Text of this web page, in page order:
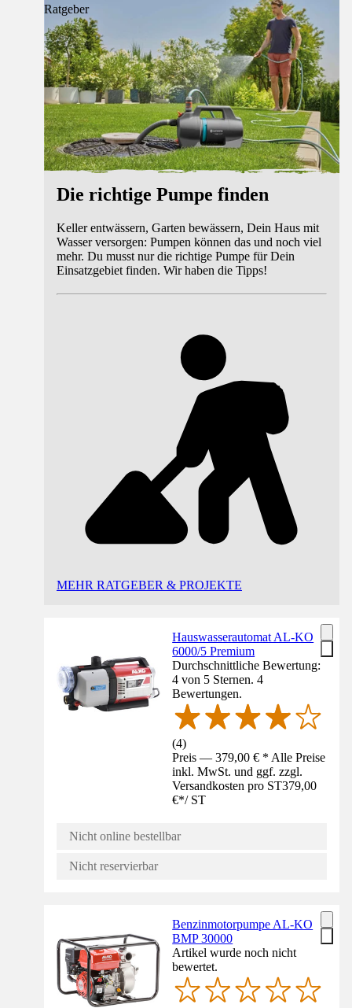
Ratgeber
Die richtige Pumpe finden
Keller entwässern, Garten bewässern, Dein Haus mit
Wasser versorgen: Pumpen können das und noch viel
mehr. Du musst nur die richtige Pumpe für Dein
Einsatzgebiet finden. Wir haben die Tipps!
MEHR RATGEBER & PROJEKTE
Hauswasserautomat AL-KO
6000/5 Premium
Durchschnittliche Bewertung:
4 von 5 Sternen. 4
Bewertungen.
(4)
Preis — 379,00 € * Alle Preise
inkl. MwSt. und ggf. zzgl.
Versandkosten pro ST379,00
€*/ ST
Nicht online bestellbar
Nicht reservierbar
Benzinmotorpumpe AL-KO
BMP 30000
Artikel wurde noch nicht
bewertet.